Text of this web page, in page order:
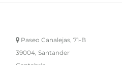
Paseo Canalejas, 71-B
39004, Santander